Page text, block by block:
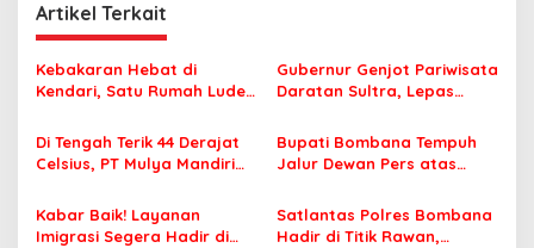
a
s
i
o
Artikel Terkait
Kebakaran Hebat di
Kendari, Satu Rumah Ludes
Gubernur Genjot Pariwisata
Daratan Sultra, Lepas
Tiga Kabupaten Unggulan
Di Tengah Terik 44 Derajat
Celsius, PT Mulya Mandiri
Jamaah Tetap Sehat dan
Nyaman Beribadah
Bupati Bombana Tempuh
Jalur Dewan Pers atas
Korupsi Jembatan Cirauci II
Kabar Baik! Layanan
Imigrasi Segera Hadir di
Satlantas Polres Bombana
Hadir di Titik Rawan,